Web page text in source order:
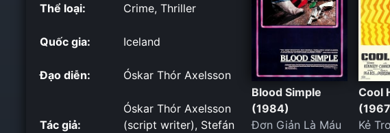
Thể loại: Crime, Thriller
Quốc gia: Iceland
Đạo diễn: Óskar Thór Axelsson
Tác giả:
Óskar Thór Axelsson
(script writer), Stefán
Blood Simple
(1984)
Đơn Giản Là Máu
Cool
Kẻ